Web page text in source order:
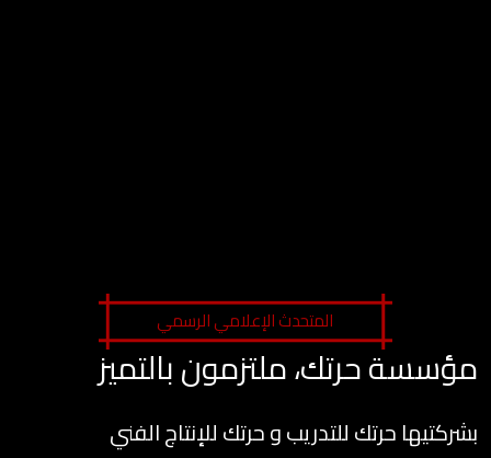
المتحدث الإعلامي الرسمي
مؤسسة حرتك، ملتزمون بالتميز
بشركتيها حرتك للتدريب و حرتك للإنتاج الفني